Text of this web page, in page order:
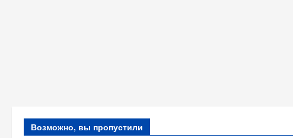
Возможно, вы пропустили